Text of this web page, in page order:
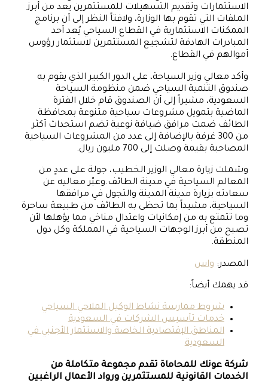
الاستثمارات وتقديم التسهيلات للمستثمرين يعد من أبرز
الملفات التي تقوم بها الوزارة، ولافتاً النظر إلى أن برنامج
الممكنات الاستثمارية في القطاع السياحي يُعد أحد
المبادرات الهادفة لتشجيع المستثمرين لاستثمار رؤوس
أموالهم في القطاع.
وأكد معالي وزير السياحة، على الدور الكبير الذي يقوم به
صندوق التنمية السياحي ضمن منظومة السياحة
السعودية، مشيراً إلى أن الصندوق قام خلال الفترة
الماضية بتمويل مشروعات سياحية متنوعة بمحافظة
الطائف ضمت مرافق ضيافة نوعية تضم استحداث أكثر
من 300 غرفة بالإضافة إلى عدد من المشروعات السياحية
المصاحبة بقيمة وصلت إلى 700 مليون ريال.
وشملت زيارة معالي الوزير الخطيب، جولة على عددٍ من
المعالم السياحية في مدينة الطائف.وعبّر معاليه عن
سعادته بزيارة مدينة المدينة والتجول في مرافقها
السياحية، مشيداً بما تحظى به الطائف من طبيعة ساحرة
وما تتمتع به من إمكانيات واعتدال مناخي مما يؤهلها لأن
تصبح من أبرز الوجهات السياحية في المملكة وكل دول
المنطقة.
المصدر: واس
قد يهمك أيضاً:
شروط ممارسة نشاط الوكيل الملاحي السياحي
خدمات تأسيس الشركات في السعودية
المناطق الإقتصادية الخاصة والاستثمار الأجنبي في
السعودية
شركة عونك للمحاماة تقدم مجموعة متكاملة من
الخدمات القانونية للمستثمرين ورواد الأعمال الراغبين